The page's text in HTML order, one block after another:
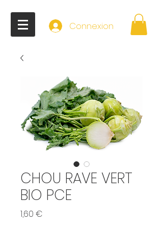
Connexion
CHOU RAVE VERT
BIO PCE
1,60 €